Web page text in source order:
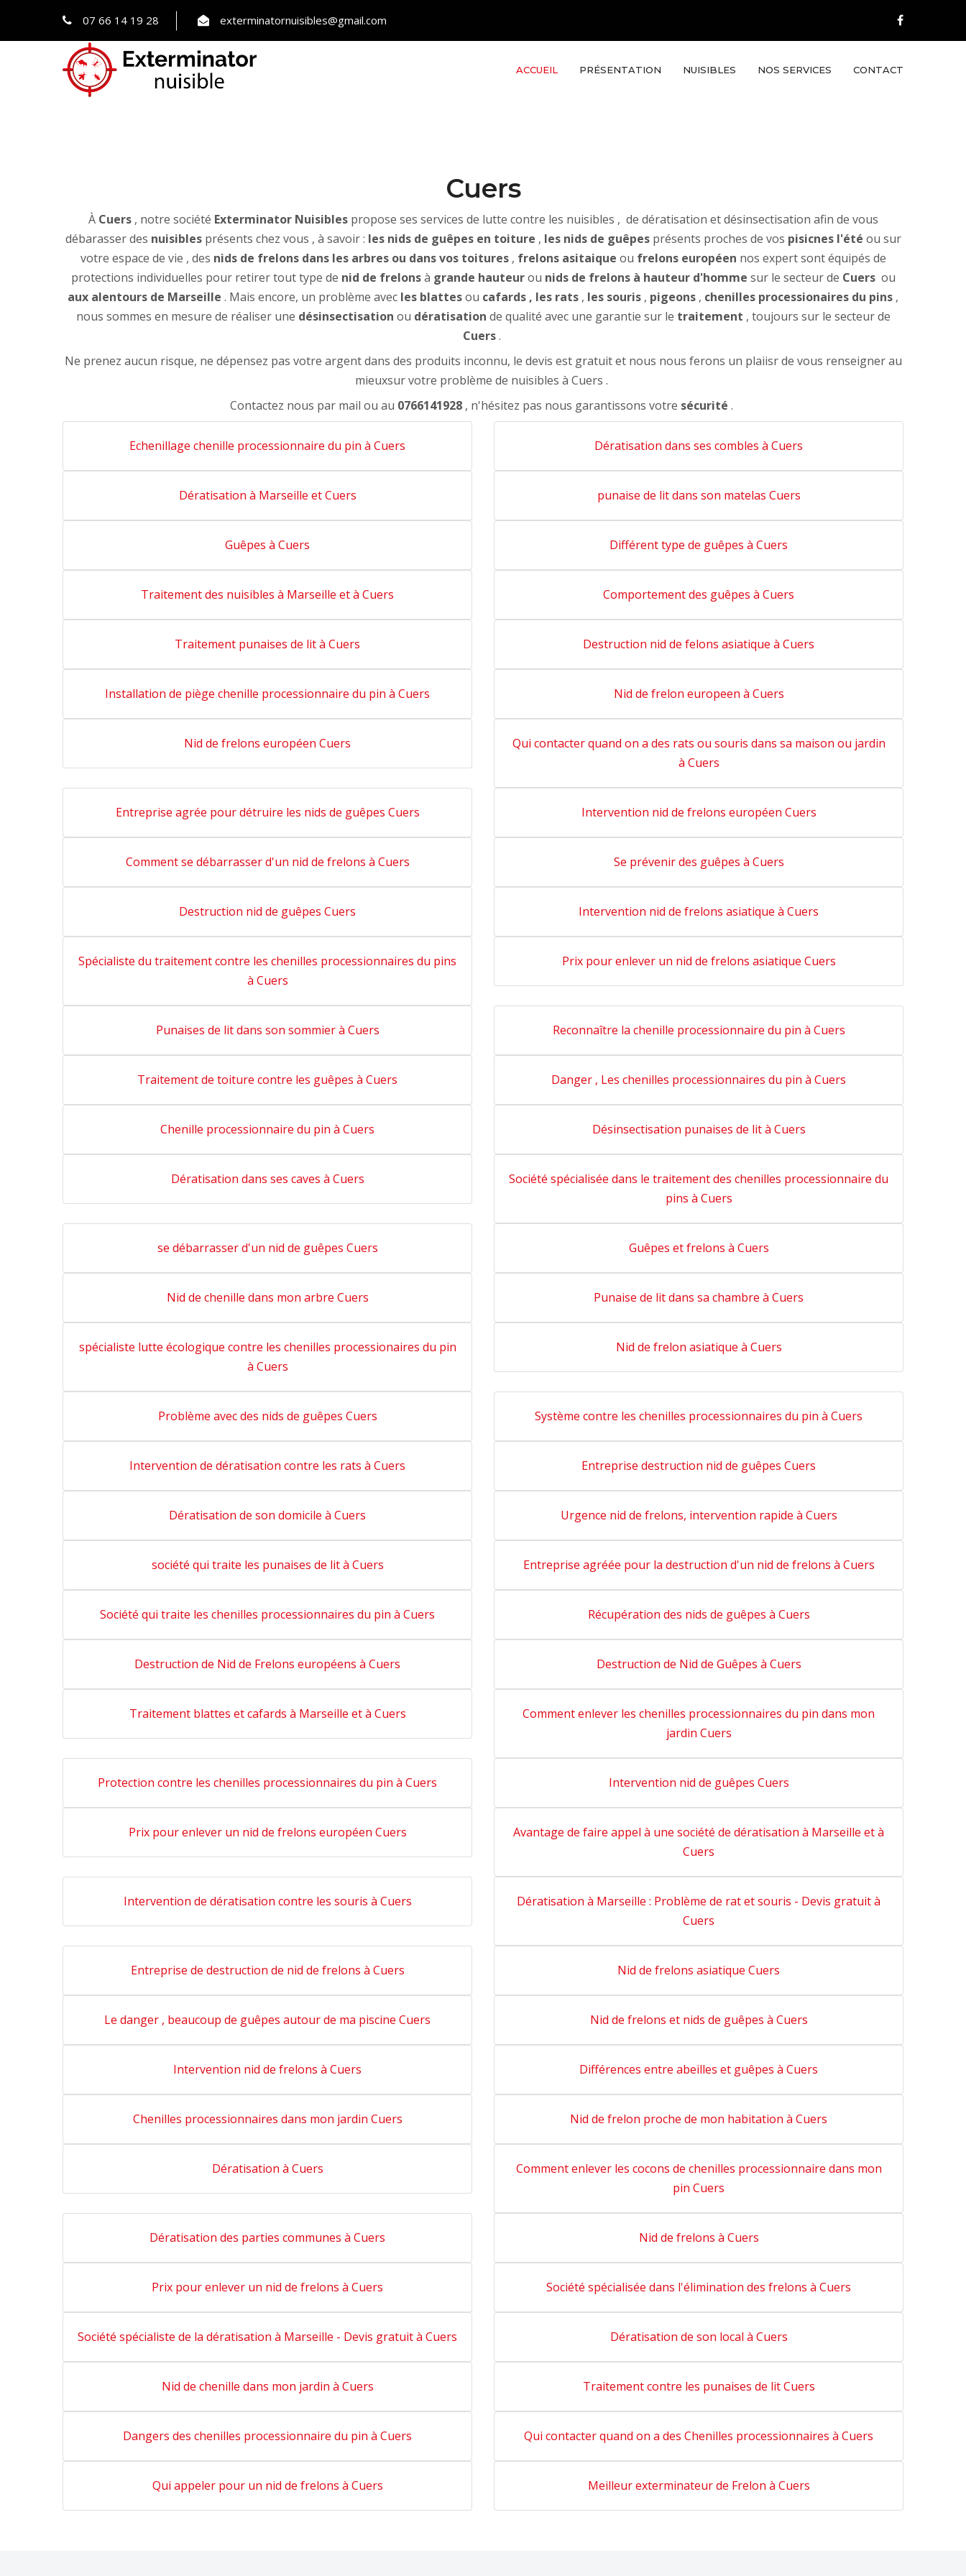
07 66 14 19 28 exterminatornuisibles@gmail.com
ACCUEIL PRÉSENTATION NUISIBLES NOS SERVICES CONTACT
Cuers
À Cuers, notre société Exterminator Nuisiblespropose ses services de lutte contre les nuisibles , de dératisation et désinsectisation afin de vous
débarasser des nuisiblesprésents chez vous , à savoir : les nids de guêpes en toiture , les nids de guêpesprésents proches de vos pisicnes l'été ou sur
votre espace de vie , des nids de frelons dans les arbres ou dans vos toitures, frelons asitaique ou frelons européen nos expert sont équipés de
protections individuelles pour retirer tout type de nid de frelonsà grande hauteurou nids de frelons à hauteur d'homme sur le secteur de Cuersou
aux alentours de Marseille . Mais encore, un problème avec les blattesou cafards , les rats , les souris , pigeons , chenilles processionaires du pins ,
nous sommes en mesure de réaliser une désinsectisation ou dératisation de qualité avec une garantie sur le traitement , toujours sur le secteur de
Cuers.
Ne prenez aucun risque, ne dépensez pas votre argent dans des produits inconnu, le devis est gratuit et nous nous ferons un plaiisr de vous renseigner au
mieuxsur votre problème de nuisibles à Cuers .
Contactez nous par mail ou au 0766141928 , n'hésitez pas nous garantissons votre sécurité .
Echenillage chenille processionnaire du pin à Cuers Dératisation dans ses combles à Cuers
Dératisation à Marseille et Cuers punaise de lit dans son matelas Cuers
Guêpes à Cuers Différent type de guêpes à Cuers
Traitement des nuisibles à Marseille et à Cuers Comportement des guêpes à Cuers
Traitement punaises de lit à Cuers Destruction nid de felons asiatique à Cuers
Installation de piège chenille processionnaire du pin à Cuers Nid de frelon europeen à Cuers
Nid de frelons européen Cuers
Qui contacter quand on a des rats ou souris dans sa maison ou jardin
à Cuers
Entreprise agrée pour détruire les nids de guêpes Cuers Intervention nid de frelons européen Cuers
Comment se débarrasser d'un nid de frelons à Cuers Se prévenir des guêpes à Cuers
Destruction nid de guêpes Cuers Intervention nid de frelons asiatique à Cuers
Spécialiste du traitement contre les chenilles processionnaires du pins
à Cuers
Prix pour enlever un nid de frelons asiatique Cuers
Punaises de lit dans son sommier à Cuers Reconnaître la chenille processionnaire du pin à Cuers
Traitement de toiture contre les guêpes à Cuers Danger , Les chenilles processionnaires du pin à Cuers
Chenille processionnaire du pin à Cuers Désinsectisation punaises de lit à Cuers
Dératisation dans ses caves à Cuers
Société spécialisée dans le traitement des chenilles processionnaire du
pins à Cuers
se débarrasser d'un nid de guêpes Cuers Guêpes et frelons à Cuers
Nid de chenille dans mon arbre Cuers Punaise de lit dans sa chambre à Cuers
spécialiste lutte écologique contre les chenilles processionaires du pin
à Cuers
Nid de frelon asiatique à Cuers
Problème avec des nids de guêpes Cuers Système contre les chenilles processionnaires du pin à Cuers
Intervention de dératisation contre les rats à Cuers Entreprise destruction nid de guêpes Cuers
Dératisation de son domicile à Cuers Urgence nid de frelons, intervention rapide à Cuers
société qui traite les punaises de lit à Cuers Entreprise agréée pour la destruction d'un nid de frelons à Cuers
Société qui traite les chenilles processionnaires du pin à Cuers Récupération des nids de guêpes à Cuers
Destruction de Nid de Frelons européens à Cuers Destruction de Nid de Guêpes à Cuers
Traitement blattes et cafards à Marseille et à Cuers
Comment enlever les chenilles processionnaires du pin dans mon
jardin Cuers
Protection contre les chenilles processionnaires du pin à Cuers Intervention nid de guêpes Cuers
Prix pour enlever un nid de frelons européen Cuers
Avantage de faire appel à une société de dératisation à Marseille et à
Cuers
Intervention de dératisation contre les souris à Cuers
Dératisation à Marseille : Problème de rat et souris - Devis gratuit à
Cuers
Entreprise de destruction de nid de frelons à Cuers Nid de frelons asiatique Cuers
Le danger , beaucoup de guêpes autour de ma piscine Cuers Nid de frelons et nids de guêpes à Cuers
Intervention nid de frelons à Cuers Différences entre abeilles et guêpes à Cuers
Chenilles processionnaires dans mon jardin Cuers Nid de frelon proche de mon habitation à Cuers
Dératisation à Cuers
Comment enlever les cocons de chenilles processionnaire dans mon
pin Cuers
Dératisation des parties communes à Cuers Nid de frelons à Cuers
Prix pour enlever un nid de frelons à Cuers Société spécialisée dans l'élimination des frelons à Cuers
Société spécialiste de la dératisation à Marseille - Devis gratuit à Cuers Dératisation de son local à Cuers
Nid de chenille dans mon jardin à Cuers Traitement contre les punaises de lit Cuers
Dangers des chenilles processionnaire du pin à Cuers Qui contacter quand on a des Chenilles processionnaires à Cuers
Qui appeler pour un nid de frelons à Cuers Meilleur exterminateur de Frelon à Cuers